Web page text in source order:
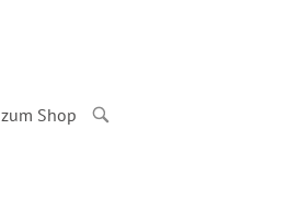
zum Shop
OPEN